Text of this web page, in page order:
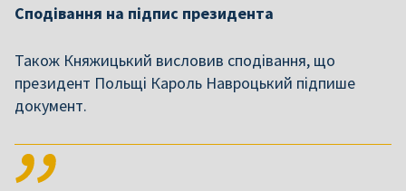
Сподівання на підпис президента
Також Княжицький висловив сподівання, що
президент Польщі Кароль Навроцький підпише
документ.